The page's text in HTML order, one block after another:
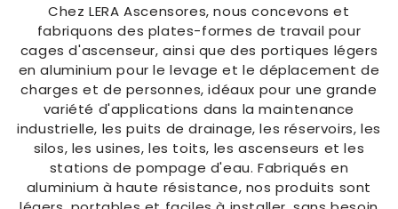
Chez LERA Ascensores, nous concevons et
fabriquons des plates-formes de travail pour
cages d'ascenseur, ainsi que des portiques légers
en aluminium pour le levage et le déplacement de
charges et de personnes, idéaux pour une grande
variété d'applications dans la maintenance
industrielle, les puits de drainage, les réservoirs, les
silos, les usines, les toits, les ascenseurs et les
stations de pompage d'eau. Fabriqués en
aluminium à haute résistance, nos produits sont